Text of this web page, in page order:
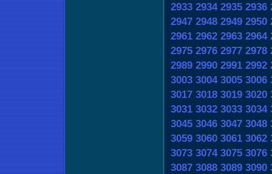
2933 2934 2935 2936
2947 2948 2949 2950
2961 2962 2963 2964
2975 2976 2977 2978
2989 2990 2991 2992
3003 3004 3005 3006
3017 3018 3019 3020
3031 3032 3033 3034
3045 3046 3047 3048
3059 3060 3061 3062
3073 3074 3075 3076
3087 3088 3089 3090